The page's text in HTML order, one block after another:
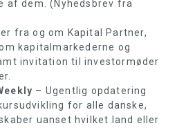
af dem. (Nyhedsbrev fra
fra og om Kapital Partner,
kapitalmarkederne og
invitation til investormøder
– Ugentlig opdatering
for alle danske,
uanset hvilket land eller